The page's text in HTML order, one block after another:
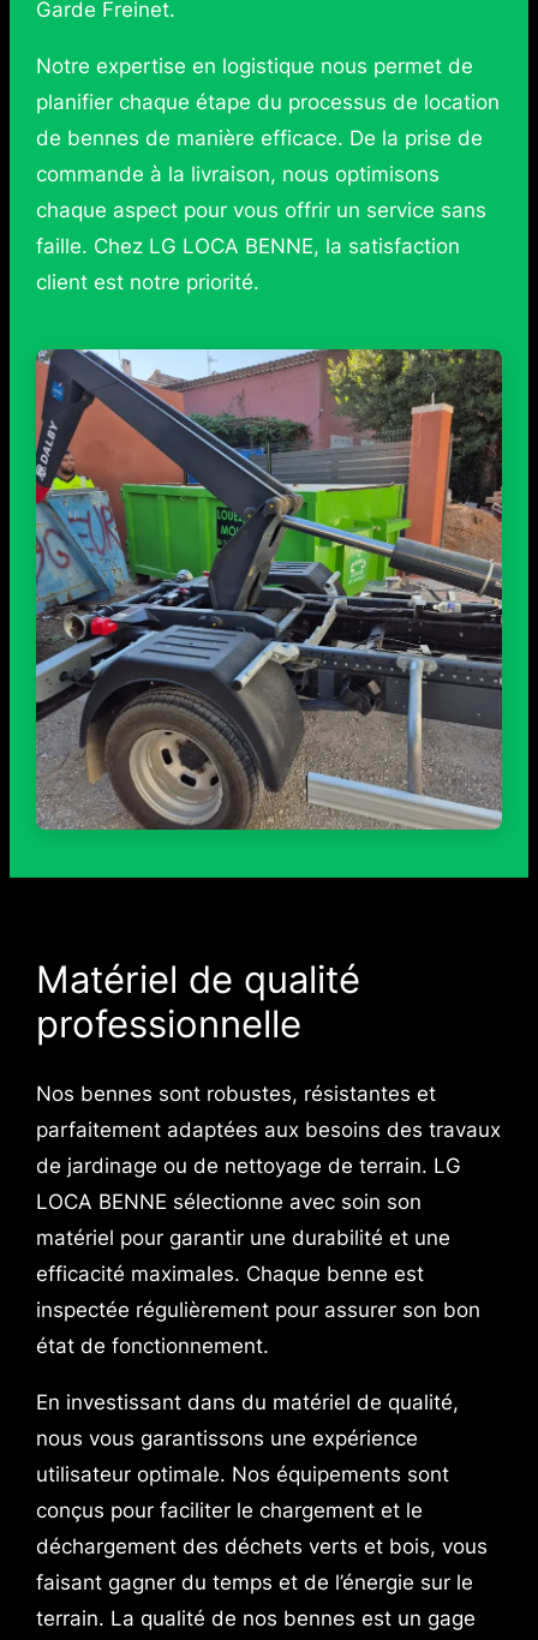
Garde Freinet.
Notre expertise en logistique nous permet de
planifier chaque étape du processus de location
de bennes de manière efficace. De la prise de
commande à la livraison, nous optimisons
chaque aspect pour vous offrir un service sans
faille. Chez LG LOCA BENNE, la satisfaction
client est notre priorité.
Matériel de qualité
professionnelle
Nos bennes sont robustes, résistantes et
parfaitement adaptées aux besoins des travaux
de jardinage ou de nettoyage de terrain. LG
LOCA BENNE sélectionne avec soin son
matériel pour garantir une durabilité et une
efficacité maximales. Chaque benne est
inspectée régulièrement pour assurer son bon
état de fonctionnement.
En investissant dans du matériel de qualité,
nous vous garantissons une expérience
utilisateur optimale. Nos équipements sont
conçus pour faciliter le chargement et le
déchargement des déchets verts et bois, vous
faisant gagner du temps et de l’énergie sur le
terrain. La qualité de nos bennes est un gage